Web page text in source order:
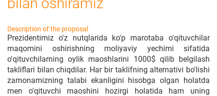
Description of the proposal
Prezidentimiz o'z nutqlarida ko'p marotaba o'qituvchilar
maqomini oshirishning moliyaviy yechimi sifatida
o'qituvchilarning oylik maoshlarini 1000$ qilib belgilash
takliflari bilan chiqdilar. Har bir taklifning alternativi bo'lishi
zamonamizning talabi ekanligini hisobga olgan holatda
men o'qituvchi maoshini hozirgi holatida ham uning